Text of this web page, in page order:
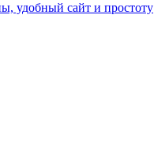
удобный сайт и простоту